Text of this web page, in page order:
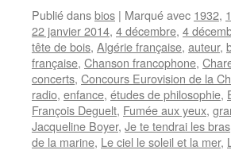
Publié dansbios | Marqué avec 1932,
22 janvier 2014, 4 décembre, 4
tête de bois, Algérie française, auteur,
française, Chanson francophone,
concerts, Concours Eurovision de la
radio, enfance, études de philosophie,
François Deguelt, Fumée aux yeux,
Jacqueline Boyer, Je te tendrai les bras
de la marine, Le ciel le soleil et la mer,